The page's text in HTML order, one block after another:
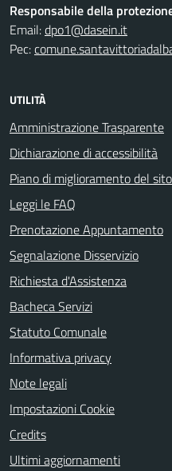
Responsabile della
Email:dpo1@dasein.it
Pec:
UTILITÀ
Amministrazione Trasparente
Dichiarazione di accessibilità
Piano di miglioramento del sito
Leggi le FAQ
Prenotazione Appuntamento
Segnalazione Disservizio
Richiesta d'Assistenza
Bacheca Servizi
Statuto Comunale
Informativa privacy
Note legali
Impostazioni Cookie
Credits
Ultimi aggiornamenti